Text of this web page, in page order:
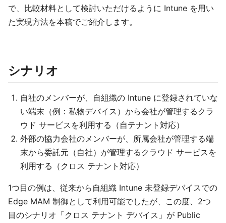
で、比較材料として検討いただけるように Intune を用い
た実現方法を本稿でご紹介します。
シナリオ
自社のメンバーが、自組織の Intune に登録されていな
い端末（例：私物デバイス）から会社が管理するクラ
ウド サービスを利用する（自テナント対応）
外部の協力会社のメンバーが、所属会社が管理する端
末から委託元（自社）が管理するクラウド サービスを
利用する（クロス テナント対応）
1つ目の例は、従来から自組織 Intune 未登録デバイスでの
Edge MAM 制御として利用可能でしたが、この度、2つ
目のシナリオ「クロス テナント デバイス」が Public